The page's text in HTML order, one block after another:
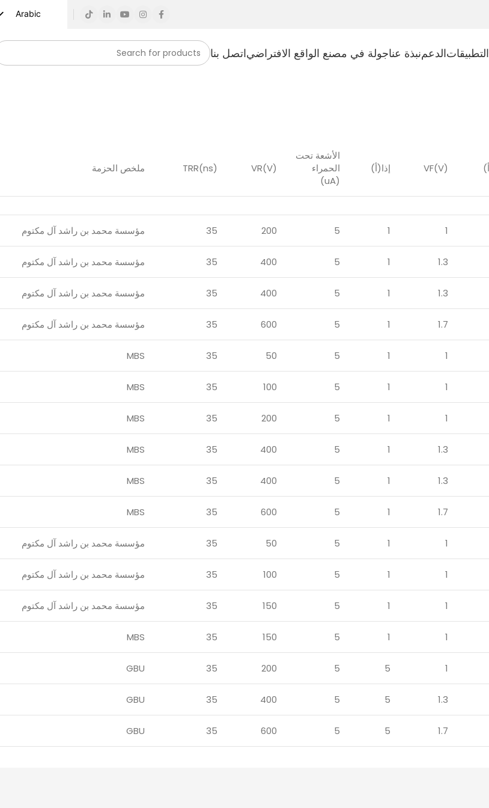
Arabic
التطبيقاتالدعمنبذة عناجولة في مصنع الواقع الافتراضياتصل بنا
VF(V) إذا(أ)
الأشعة تحت
الحمراء
(uA)
VR(V)
TRR(ns) ملخص الحزمة
1
1
5
200
35 مؤسسة محمد بن راشد آل مكتوم
1.3
1
5
400
35 مؤسسة محمد بن راشد آل مكتوم
1.3
1
5
400
35 مؤسسة محمد بن راشد آل مكتوم
1.7
1
5
600
35 مؤسسة محمد بن راشد آل مكتوم
1
1
5
50
35
MBS
1
1
5
100
35
MBS
1
1
5
200
35
MBS
1.3
1
5
400
35
MBS
1.3
1
5
400
35
MBS
1.7
1
5
600
35
MBS
1
1
5
50
35 مؤسسة محمد بن راشد آل مكتوم
1
1
5
100
35 مؤسسة محمد بن راشد آل مكتوم
1
1
5
150
35 مؤسسة محمد بن راشد آل مكتوم
1
1
5
150
35
MBS
1
5
5
200
35
GBU
1.3
5
5
400
35
GBU
1.7
5
5
600
35
GBU